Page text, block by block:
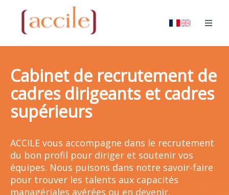
Cabinet de recrutement de
cadres dirigeants et cadres
supérieurs
ACCILE vous accompagne dans le recrutement
du bon profil pour diriger et soutenir vos
équipes. Nous puisons dans notre savoir-faire
pour trouver les talents aux capacités
managériales avérées ou en devenir.